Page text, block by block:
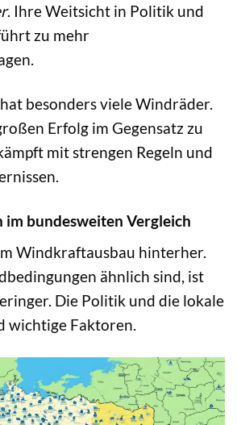
. Ihre Weitsicht in Politik und
zu mehr
besonders viele Windräder.
Erfolg im Gegensatz zu
mit strengen Regeln und
im bundesweiten Vergleich
Windkraftausbau hinterher.
ähnlich sind, ist
Die Politik und die lokale
wichtige Faktoren.